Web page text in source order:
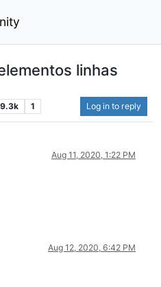
linhas
9.3k 1 Log in to reply
Aug 11, 2020, 1:22 PM
Aug 12, 2020, 6:42 PM